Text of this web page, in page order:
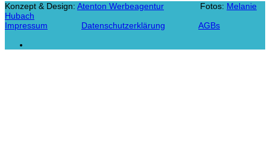
Konzept & Design: Atenton Werbeagentur Fotos: Melanie
Hubach
Impressum
Datenschutzerklärung AGBs